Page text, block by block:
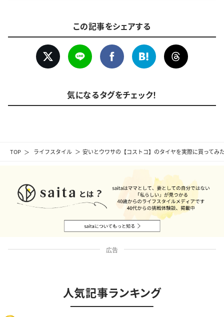
TOP ライフスタイル 安いとウワサの【コストコ】のタイヤを実際に買ってみ
この記事をシェアする
気になるタグをチェック！
広告
人気記事ランキング